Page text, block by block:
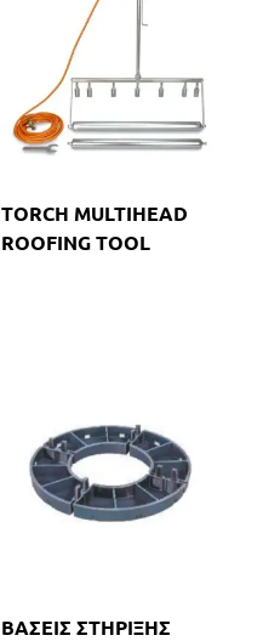
TORCH MULTIHEAD
ROOFING TOOL
ΒΑΣΕΙΣ ΣΤΗΡΙΞΗΣ